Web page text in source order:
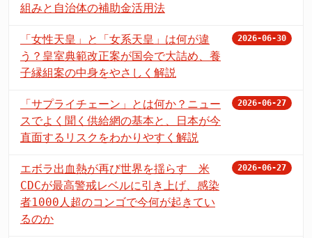
組みと自治体の補助金活用法
「女性天皇」と「女系天皇」は何が違
う？皇室典範改正案が国会で大詰め、養
子縁組案の中身をやさしく解説
2026-06-30
「サプライチェーン」とは何か？ニュー
スでよく聞く供給網の基本と、日本が今
直面するリスクをわかりやすく解説
2026-06-27
エボラ出血熱が再び世界を揺らす 米
CDCが最高警戒レベルに引き上げ、感染
者1000人超のコンゴで今何が起きてい
るのか
2026-06-27